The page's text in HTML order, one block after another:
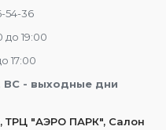
54-36
19:00
17:00
ВС - выходные дни
ТРЦ "АЭРО ПАРК", Салон